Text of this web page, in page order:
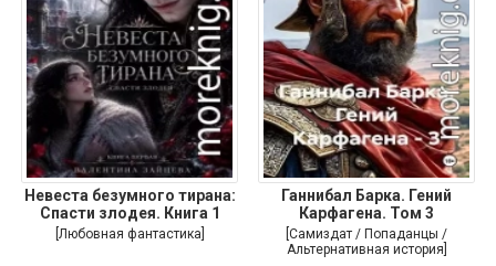
Невеста безумного тирана:
Спасти злодея. Книга 1
[Любовная фантастика]
Ганнибал Барка. Гений
Карфагена. Том 3
[Самиздат / Попаданцы /
Альтернативная история]